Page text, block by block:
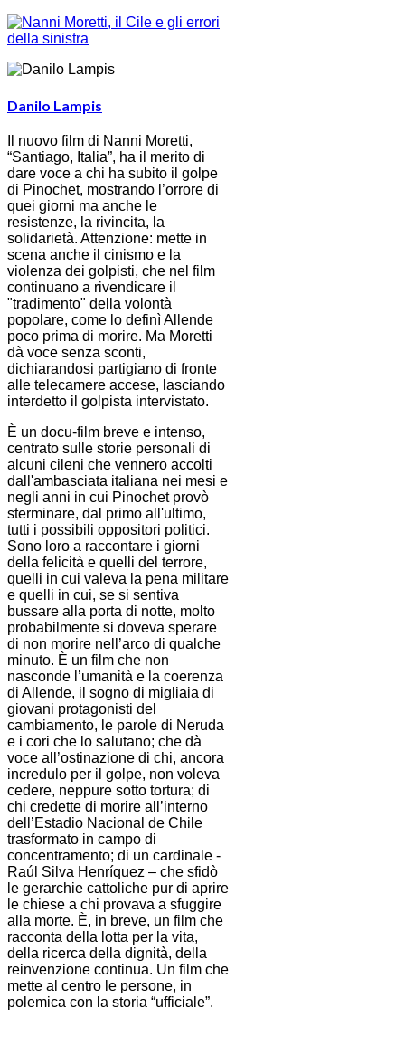
Danilo Lampis
Il nuovo film di Nanni Moretti,
“Santiago, Italia”, ha il merito di
dare voce a chi ha subito il golpe
di Pinochet, mostrando l’orrore di
quei giorni ma anche le
resistenze, la rivincita, la
solidarietà. Attenzione: mette in
scena anche il cinismo e la
violenza dei golpisti, che nel film
continuano a rivendicare il
"tradimento" della volontà
popolare, come lo definì Allende
poco prima di morire. Ma Moretti
dà voce senza sconti,
dichiarandosi partigiano di fronte
alle telecamere accese, lasciando
interdetto il golpista intervistato.
È un docu-film breve e intenso,
centrato sulle storie personali di
alcuni cileni che vennero accolti
dall'ambasciata italiana nei mesi e
negli anni in cui Pinochet provò
sterminare, dal primo all'ultimo,
tutti i possibili oppositori politici.
Sono loro a raccontare i giorni
della felicità e quelli del terrore,
quelli in cui valeva la pena militare
e quelli in cui, se si sentiva
bussare alla porta di notte, molto
probabilmente si doveva sperare
di non morire nell’arco di qualche
minuto. È un film che non
nasconde l’umanità e la coerenza
di Allende, il sogno di migliaia di
giovani protagonisti del
cambiamento, le parole di Neruda
e i cori che lo salutano; che dà
voce all’ostinazione di chi, ancora
incredulo per il golpe, non voleva
cedere, neppure sotto tortura; di
chi credette di morire all’interno
dell’Estadio Nacional de Chile
trasformato in campo di
concentramento; di un cardinale -
Raúl Silva Henríquez – che sfidò
le gerarchie cattoliche pur di aprire
le chiese a chi provava a sfuggire
alla morte. È, in breve, un film che
racconta della lotta per la vita,
della ricerca della dignità, della
reinvenzione continua. Un film che
mette al centro le persone, in
polemica con la storia “ufficiale”.